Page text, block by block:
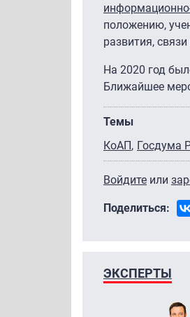
положению,
развития,
На 2020 год
Ближайшее
Темы
КоАП Госдума
Войдите или
Поделиться:
ЭКСПЕРТЫ